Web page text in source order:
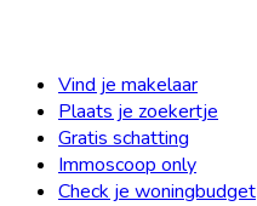
Vind je makelaar
Plaats je zoekertje
Gratis schatting
Immoscoop only
Check je woningbudget